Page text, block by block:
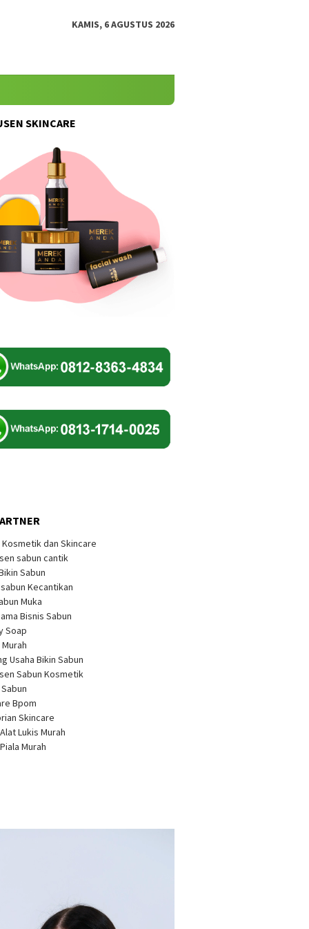
KAMIS, 6 AGUSTUS 2026
SKINCARE
Kosmetik dan Skincare
sabun cantik
Sabun
Kecantikan
Muka
Bisnis Sabun
Soap
Usaha Bikin Sabun
Sabun Kosmetik
Bpom
Skincare
Lukis Murah
Murah